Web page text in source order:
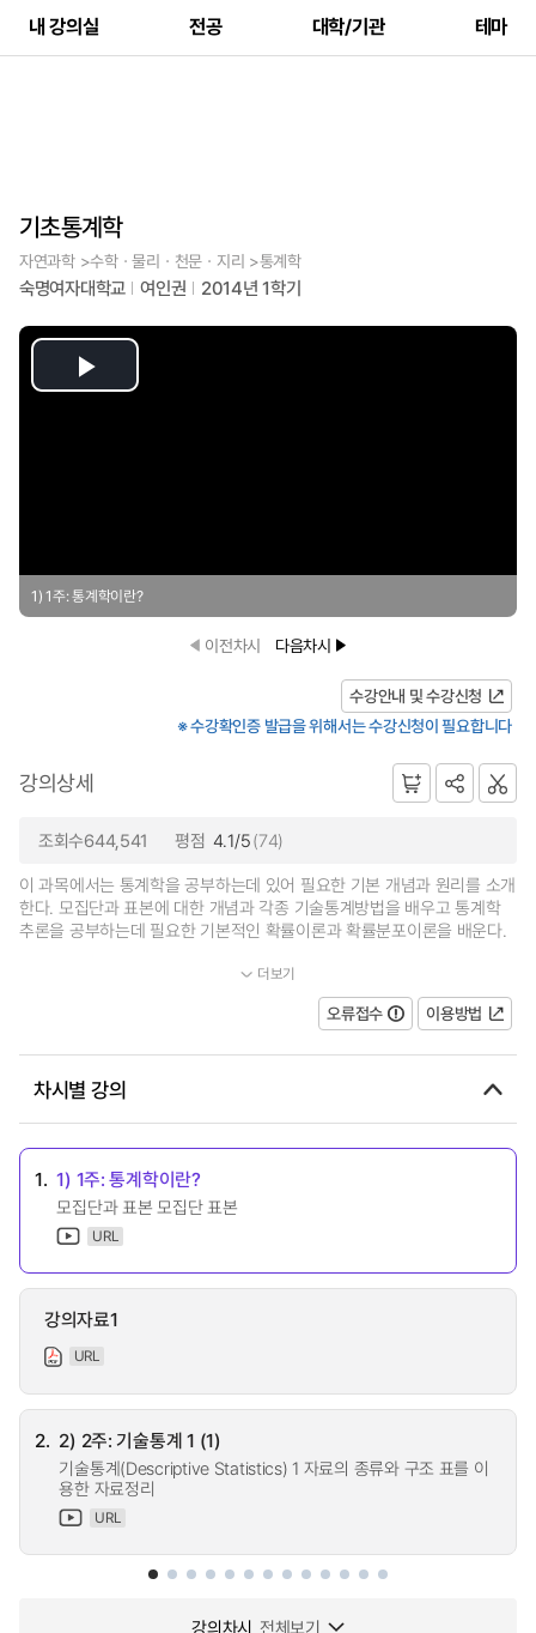
내 강의실 전공 대학/기관 테마
기초통계학
자연과학 >수학ㆍ물리ㆍ천문ㆍ지리 >통계학
숙명여자대학교 여인권 2014년 1학기
Play
1) 1주: 통계학이란?
이전차시 다음차시
수강안내 및 수강신청
※ 수강확인증 발급을 위해서는 수강신청이 필요합니다
강의상세
조회수644,541 평점 4.1/5(74)
이 과목에서는 통계학을 공부하는데 있어 필요한 기본 개념과 원리를 소개
한다. 모집단과 표본에 대한 개념과 각종 기술통계방법을 배우고 통계학
추론을 공부하는데 필요한 기본적인 확률이론과 확률분포이론을 배운다.
더보기
오류접수 이용방법
차시별 강의
1. 1) 1주: 통계학이란?
모집단과 표본 모집단 표본
URL
강의자료1
URL
2. 2) 2주: 기술통계 1 (1)
기술통계(Descriptive Statistics) 1 자료의 종류와 구조 표를 이
용한 자료정리
URL
강의차시 전체보기